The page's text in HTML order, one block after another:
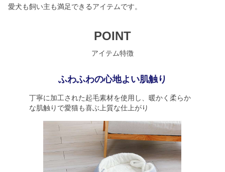
愛犬も飼い主も満足できるアイテムです。
POINT
アイテム特徴
ふわふわの心地よい肌触り
丁寧に加工された起毛素材を使用し、暖かく柔らか
な肌触りで愛猫も喜ぶ上質な仕上がり